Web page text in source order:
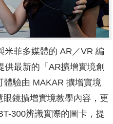
米菲多媒體的 AR／VR 編
最新的「AR擴增實境創
體驗由 MAKAR 擴增實境
鏡擴增實境教學內容，更
300辨識實際的圖卡，提